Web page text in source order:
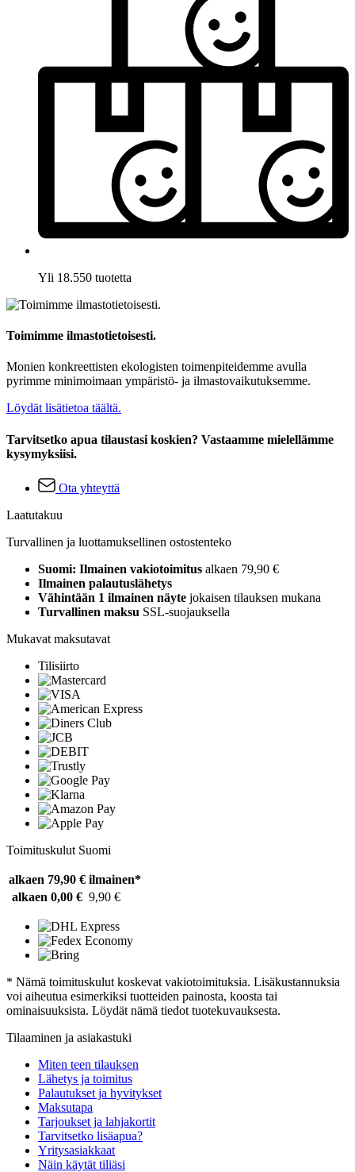
Yli 18.550 tuotetta
Toimimme ilmastotietoisesti.
Monien konkreettisten ekologisten toimenpiteidemme avulla
pyrimme minimoimaan ympäristö- ja ilmastovaikutuksemme.
Löydät lisätietoa täältä.
Tarvitsetko apua tilaustasi koskien? Vastaamme mielellämme
kysymyksiisi.
Ota yhteyttä
Laatutakuu
Turvallinen ja luottamuksellinen ostostenteko
Suomi: Ilmainen vakiotoimitus alkaen 79,90 €
Ilmainen palautuslähetys
Vähintään 1 ilmainen näyte jokaisen tilauksen mukana
Turvallinen maksu SSL-suojauksella
Mukavat maksutavat
Tilisiirto
Toimituskulut Suomi
alkaen 79,90 € ilmainen*
alkaen 0,00 € 9,90 €
* Nämä toimituskulut koskevat vakiotoimituksia. Lisäkustannuksia
voi aiheutua esimerkiksi tuotteiden painosta, koosta tai
ominaisuuksista. Löydät nämä tiedot tuotekuvauksesta.
Tilaaminen ja asiakastuki
Miten teen tilauksen
Lähetys ja toimitus
Palautukset ja hyvitykset
Maksutapa
Tarjoukset ja lahjakortit
Tarvitsetko lisäapua?
Yritysasiakkaat
Näin käytät tiliäsi